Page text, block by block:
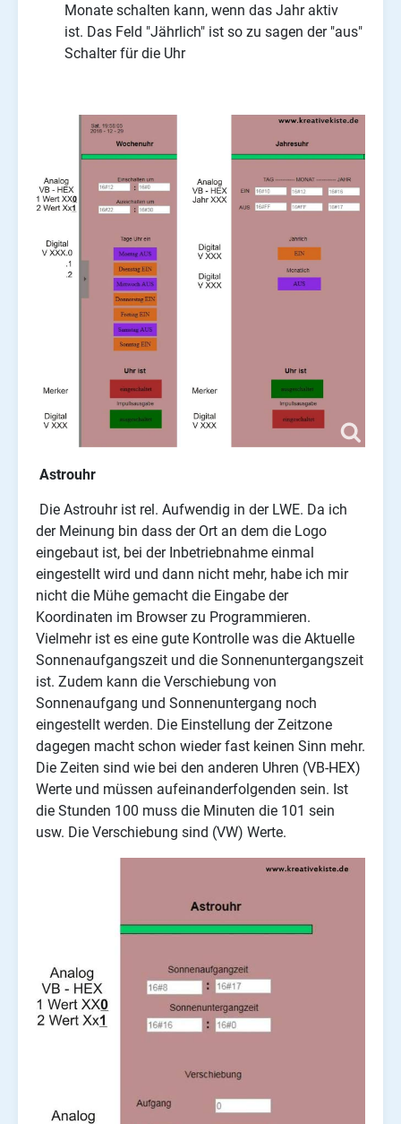
Monate schalten kann, wenn das Jahr aktiv
ist. Das Feld "Jährlich" ist so zu sagen der "aus"
Schalter für die Uhr
Astrouhr
Die Astrouhr ist rel. Aufwendig in der LWE. Da ich
der Meinung bin dass der Ort an dem die Logo
eingebaut ist, bei der Inbetriebnahme einmal
eingestellt wird und dann nicht mehr, habe ich mir
nicht die Mühe gemacht die Eingabe der
Koordinaten im Browser zu Programmieren.
Vielmehr ist es eine gute Kontrolle was die Aktuelle
Sonnenaufgangszeit und die Sonnenuntergangszeit
ist. Zudem kann die Verschiebung von
Sonnenaufgang und Sonnenuntergang noch
eingestellt werden. Die Einstellung der Zeitzone
dagegen macht schon wieder fast keinen Sinn mehr.
Die Zeiten sind wie bei den anderen Uhren (VB-HEX)
Werte und müssen aufeinanderfolgenden sein. Ist
die Stunden 100 muss die Minuten die 101 sein
usw. Die Verschiebung sind (VW) Werte.